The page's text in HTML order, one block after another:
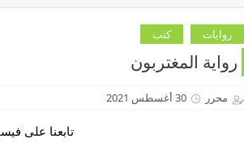
روايات كتب
رواية المغتربون
محرر 30 أغسطس 2021
تابعنا على